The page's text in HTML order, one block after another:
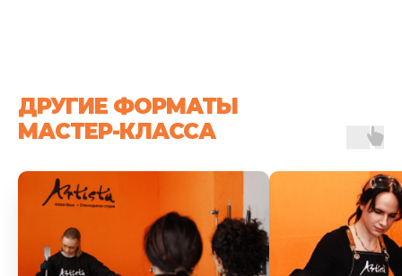
ДРУГИЕ ФОРМАТЫ
МАСТЕР-КЛАССА